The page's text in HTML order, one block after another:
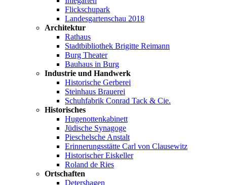
Flickschupark
Landesgartenschau 2018
Architektur
Rathaus
Stadtbibliothek Brigitte Reimann
Burg Theater
Bauhaus in Burg
Industrie und Handwerk
Historische Gerberei
Steinhaus Brauerei
Schuhfabrik Conrad Tack & Cie.
Historisches
Hugenottenkabinett
Jüdische Synagoge
Pieschelsche Anstalt
Erinnerungsstätte Carl von Clausewitz
Historischer Eiskeller
Roland de Ries
Ortschaften
Detershagen